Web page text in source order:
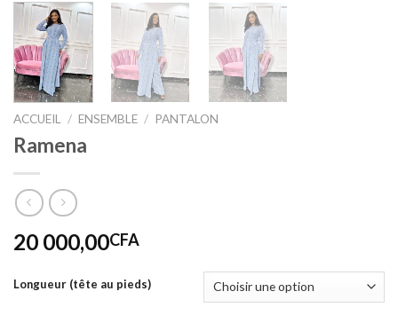
ACCUEIL / ENSEMBLE / PANTALON
Ramena
20 000,00CFA
Longueur (tête au pieds)